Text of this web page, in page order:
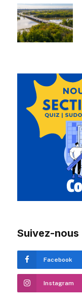
Suivez-nous
Facebook
Instagram